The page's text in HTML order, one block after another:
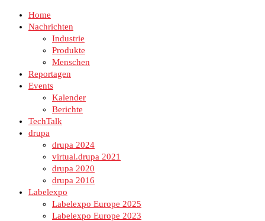
Home
Nachrichten
Industrie
Produkte
Menschen
Reportagen
Events
Kalender
Berichte
TechTalk
drupa
drupa 2024
virtual.drupa 2021
drupa 2020
drupa 2016
Labelexpo
Labelexpo Europe 2025
Labelexpo Europe 2023